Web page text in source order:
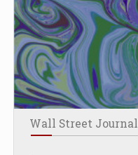
Wall Street Journal